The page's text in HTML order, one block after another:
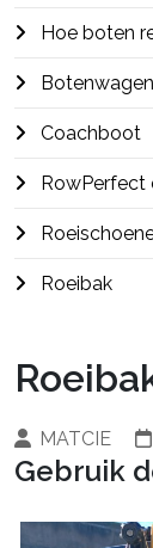
Hoe boten
Botenwagen
Coachboot
RowPerfect
Roeibak
MATCIE
Gebruik